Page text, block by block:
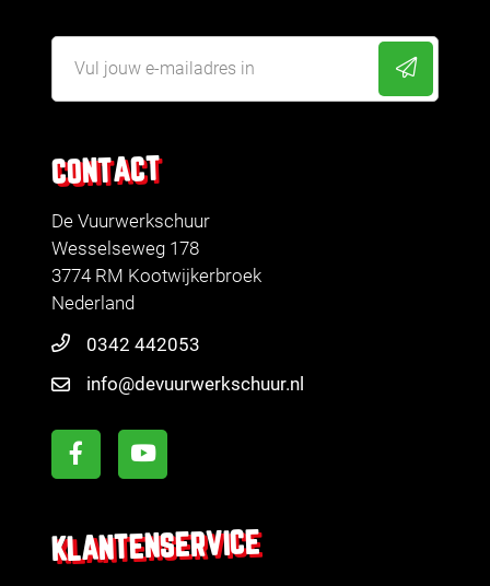
CONTACT
De Vuurwerkschuur
Wesselseweg 178
3774 RM Kootwijkerbroek
Nederland
0342 442053
info@devuurwerkschuur.nl
KLANTENSERVICE